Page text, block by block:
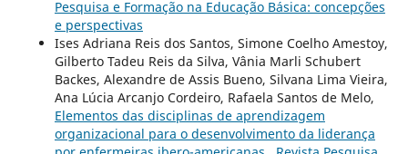
Pesquisa e Formação na Educação Básica: concepções
e perspectivas
Ises Adriana Reis dos Santos, Simone Coelho Amestoy,
Gilberto Tadeu Reis da Silva, Vânia Marli Schubert
Backes, Alexandre de Assis Bueno, Silvana Lima Vieira,
Ana Lúcia Arcanjo Cordeiro, Rafaela Santos de Melo,
Elementos das disciplinas de aprendizagem
organizacional para o desenvolvimento da liderança